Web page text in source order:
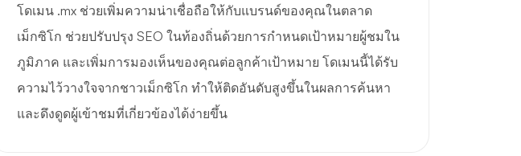
โดเมน .mx ช่วยเพิ่มความน่าเชื่อถือให้กับแบรนด์ของคุณในตลาด
เม็กซิโก ช่วยปรับปรุง SEO ในท้องถิ่นด้วยการกำหนดเป้าหมายผู้ชมใน
ภูมิภาค และเพิ่มการมองเห็นของคุณต่อลูกค้าเป้าหมาย โดเมนนี้ได้รับ
ความไว้วางใจจากชาวเม็กซิโก ทำให้ติดอันดับสูงขึ้นในผลการค้นหา
และดึงดูดผู้เข้าชมที่เกี่ยวข้องได้ง่ายขึ้น